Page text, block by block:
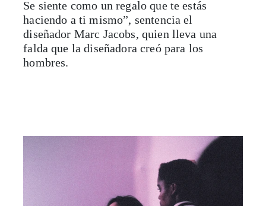
Se siente como un regalo que te estás
haciendo a ti mismo”, sentencia el
diseñador Marc Jacobs, quien lleva una
falda que la diseñadora creó para los
hombres.